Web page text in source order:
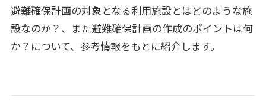
避難確保計画の対象となる利用施設とはどのような施
設なのか？、また避難確保計画の作成のポイントは何
か？について、参考情報をもとに紹介します。